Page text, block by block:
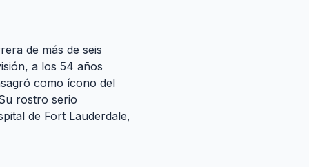
de más de seis
a los 54 años
como ícono del
rostro serio
de Fort Lauderdale,